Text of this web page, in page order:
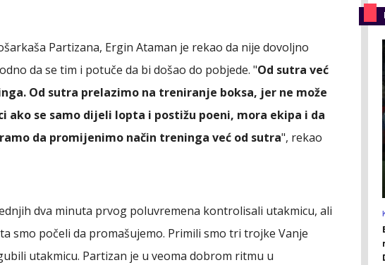
Partizana, Ergin Ataman je rekao da nije dovoljno
da se tim i potuče da bi došao do pobjede. "Od sutra već
Od sutra prelazimo na treniranje boksa, jer ne može
ako se samo dijeli lopta i postižu poeni, mora ekipa i da
da promijenimo način treninga već od sutra", rekao
dva minuta prvog poluvremena kontrolisali utakmicu, ali
smo počeli da promašujemo. Primili smo tri trojke Vanje
utakmicu. Partizan je u veoma dobrom ritmu u